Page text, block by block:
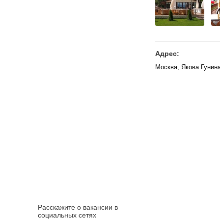
Адрес:
Москва, Якова
Расскажите о вакансии в
социальных сетях